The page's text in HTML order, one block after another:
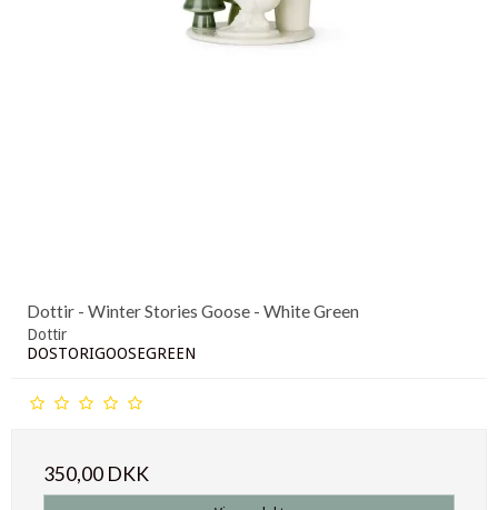
Dottir - Winter Stories Goose - White Green
Dottir
DOSTORIGOOSEGREEN
350,00 DKK